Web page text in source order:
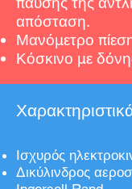
απόσταση.
Μανόμετρο
Κόσκινο με
Ισχυρός
Δικύλινδρος